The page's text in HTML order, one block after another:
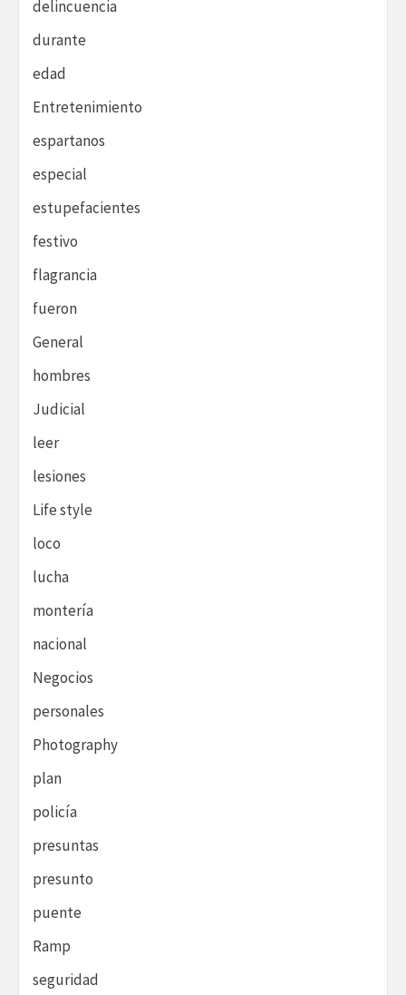
delincuencia
durante
edad
Entretenimiento
espartanos
especial
estupefacientes
festivo
flagrancia
fueron
General
hombres
Judicial
leer
lesiones
Life style
loco
lucha
montería
nacional
Negocios
personales
Photography
plan
policía
presuntas
presunto
puente
Ramp
seguridad